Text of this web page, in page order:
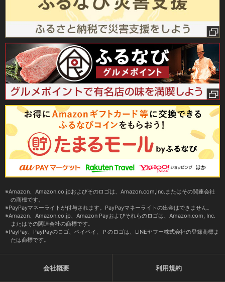
Amazon、Amazon.co.jpおよびそのロゴは、Amazon.com,Inc.またはその関連会社
の商標です。
PayPayマネーライトが付与されます。PayPayマネーライトの出金はできません。
Amazon、Amazon.co.jp、Amazon Payおよびそれらのロゴは、Amazon.com, Inc.
またはその関連会社の商標です。
PayPay、PayPayのロゴ、ペイペイ、Ｐのロゴは、LINEヤフー株式会社の登録商標ま
たは商標です。
会社概要 利用規約